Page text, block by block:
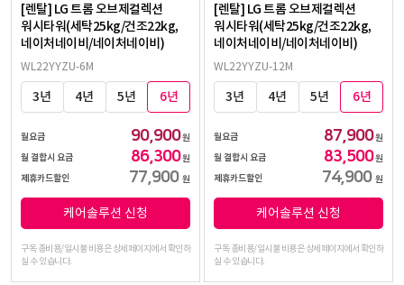
[렌탈] LG 트롬 오브제컬렉션
워시타워(세탁25kg/건조22kg,
네이처네이비/네이처네이비)
WL22YYZU-6M
3년 4년 5년 6년
월요금 90,900원
월 결합시 요금
86,300원
제휴카드할인
77,900 원
케어솔루션 신청
구독 총비용/일시불 비용은 상세페이지에서 확인하
실 수 있습니다.
[렌탈] LG 트롬 오브제컬렉션
워시타워(세탁25kg/건조22kg,
네이처네이비/네이처네이비)
WL22YYZU-12M
3년 4년 5년 6년
월요금 87,900원
월 결합시 요금
83,500원
제휴카드할인
74,900 원
케어솔루션 신청
구독 총비용/일시불 비용은 상세페이지에서 확인하
실 수 있습니다.